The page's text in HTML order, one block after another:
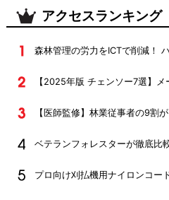
アクセスランキング
森林管理の労力をICTで削減！
【2025年版 チェンソー7選】
【医師監修】林業従事者の9割
ベテランフォレスターが徹底比
プロ向け刈払機用ナイロンコー